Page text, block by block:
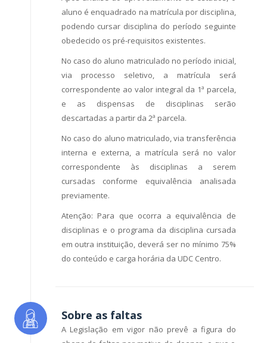
aluno é enquadrado na matrícula por disciplina,
podendo cursar disciplina do período seguinte
obedecido os pré-requisitos existentes.
No caso do aluno matriculado no período inicial,
via processo seletivo, a matrícula será
correspondente ao valor integral da 1ª parcela,
e as dispensas de disciplinas serão
descartadas a partir da 2ª parcela.
No caso do aluno matriculado, via transferência
interna e externa, a matrícula será no valor
correspondente às disciplinas a serem
cursadas conforme equivalência analisada
previamente.
Atenção: Para que ocorra a equivalência de
disciplinas e o programa da disciplina cursada
em outra instituição, deverá ser no mínimo 75%
do conteúdo e carga horária da UDC Centro.
Sobre as faltas
A Legislação em vigor não prevê a figura do